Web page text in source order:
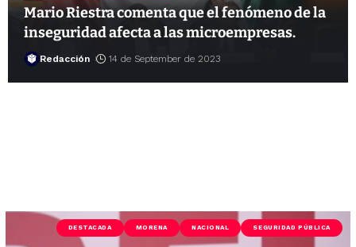
Mario Riestra comenta que el fenómeno de la
inseguridad afecta a las microempresas.
Redacción 14 de September de 2023
DESTACADA MORENA NACIONAL SEGURIDAD PÚBLICA